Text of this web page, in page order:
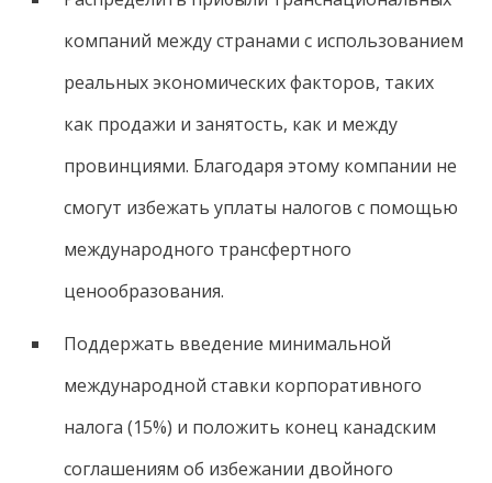
компаний между странами с использованием
реальных экономических факторов, таких
как продажи и занятость, как и между
провинциями. Благодаря этому компании не
смогут избежать уплаты налогов с помощью
международного трансфертного
ценообразования.
Поддержать введение минимальной
международной ставки корпоративного
налога (15%) и положить конец канадским
соглашениям об избежании двойного